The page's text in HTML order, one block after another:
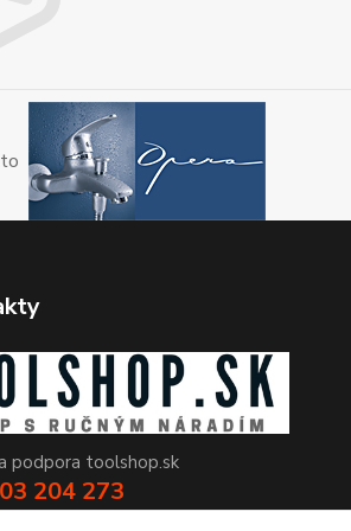
podpora toolshop.sk
204 273